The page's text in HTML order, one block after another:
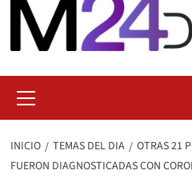
primario
INICIO TEMAS DEL DIA
OTRAS 21
FUERON DIAGNOSTICADAS CON